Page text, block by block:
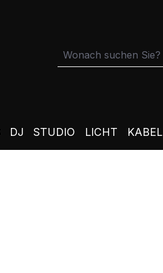
DJ STUDIO LICHT KABEL